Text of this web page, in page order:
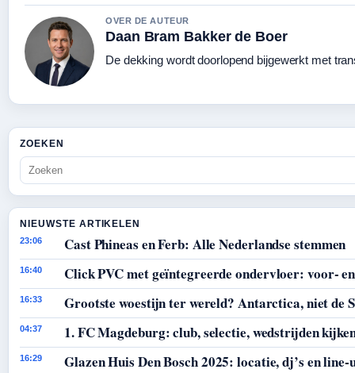
OVER DE AUTEUR
Daan Bram Bakker de Boer
De dekking wordt doorlopend bijgewerkt met
ZOEKEN
NIEUWSTE ARTIKELEN
23:06 Cast Phineas en Ferb: Alle Nederlandse stemmen
16:40 Click PVC met geïntegreerde ondervloer: voor-
16:33 Grootste woestijn ter wereld? Antarctica, niet de
04:37 1. FC Magdeburg: club, selectie, wedstrijden
16:29 Glazen Huis Den Bosch 2025: locatie, dj’s en line-